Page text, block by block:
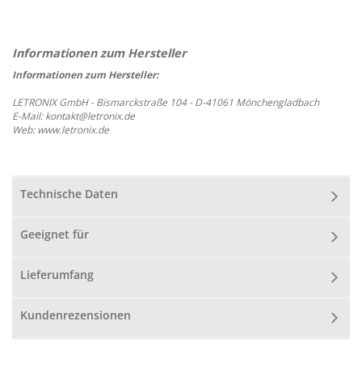
Informationen zum Hersteller:
LETRONIX GmbH - Bismarckstraße 104 - D-41061 Mönchengladbach
E-Mail: kontakt@letronix.de
Web: www.letronix.de
Technische Daten
Geeignet für
Lieferumfang
Kundenrezensionen